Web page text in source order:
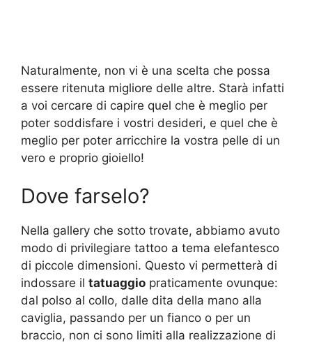
Naturalmente, non vi è una scelta che possa
essere ritenuta migliore delle altre. Starà infatti
a voi cercare di capire quel che è meglio per
poter soddisfare i vostri desideri, e quel che è
meglio per poter arricchire la vostra pelle di un
vero e proprio gioiello!
Dove farselo?
Nella gallery che sotto trovate, abbiamo avuto
modo di privilegiare tattoo a tema elefantesco
di piccole dimensioni. Questo vi permetterà di
indossare il tatuaggio praticamente ovunque:
dal polso al collo, dalle dita della mano alla
caviglia, passando per un fianco o per un
braccio, non ci sono limiti alla realizzazione di